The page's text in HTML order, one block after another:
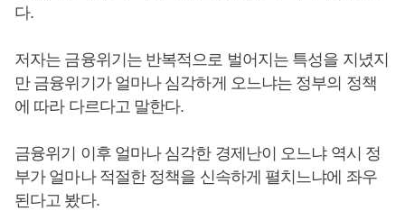
다.
저자는 금융위기는 반복적으로 벌어지는 특성을 지녔지
만 금융위기가 얼마나 심각하게 오느냐는 정부의 정책
에 따라 다르다고 말한다.
금융위기 이후 얼마나 심각한 경제난이 오느냐 역시 정
부가 얼마나 적절한 정책을 신속하게 펼치느냐에 좌우
된다고 봤다.